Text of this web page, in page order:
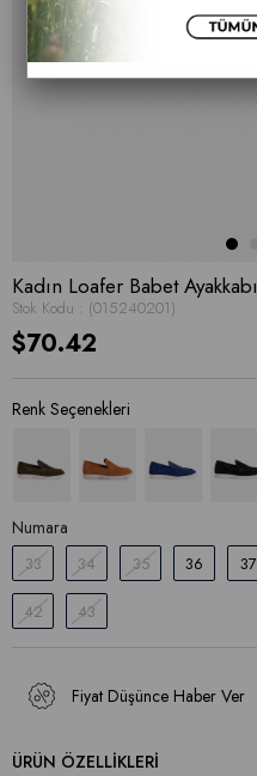
Kadın Loafer Babet Ayakkabı
Stok Kodu (015240201)
$70.42
Numara
33 34 35 36 37
42 43
Fiyat Düşünce Haber Ver
ÜRÜN ÖZELLIKLERI